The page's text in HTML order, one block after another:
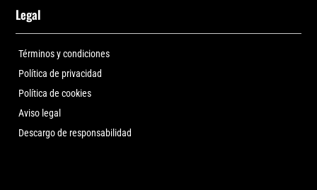
Legal
Términos y condiciones
Política de privacidad
Política de cookies
Aviso legal
Descargo de responsabilidad